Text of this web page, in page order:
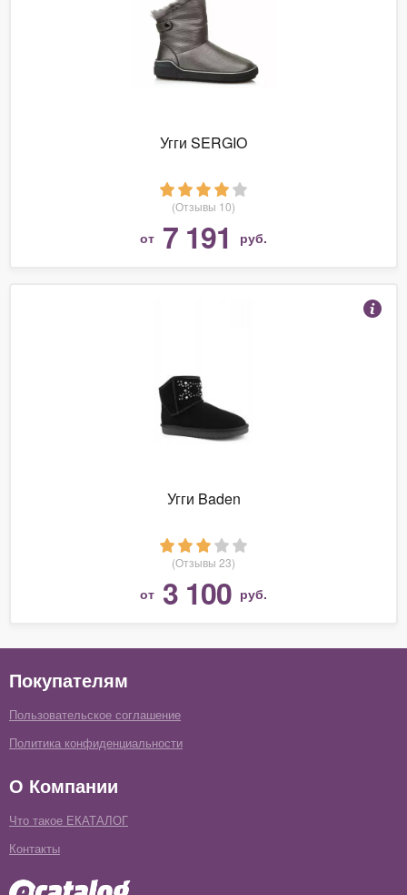
Угги SERGIO
(Отзывы 10)
от 7 191 руб.
Угги Baden
(Отзывы 23)
от 3 100 руб.
Покупателям
Пользовательское соглашение
Политика конфиденциальности
О Компании
Что такое ЕКАТАЛОГ
Контакты